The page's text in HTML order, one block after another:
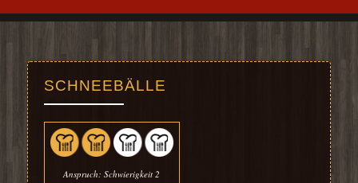
SCHNEEBÄLLE
Anspruch: Schwierigkeit 2